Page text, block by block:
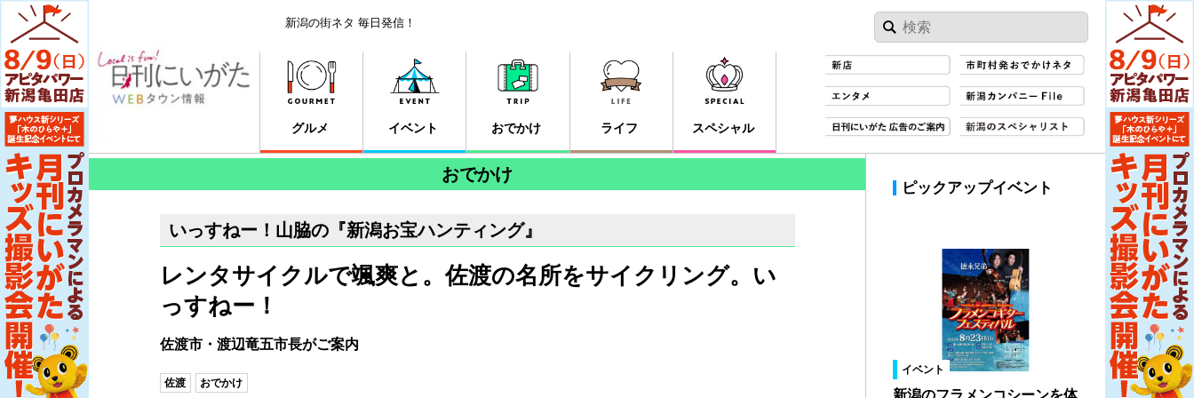
新潟の街ネタ 毎日発信！
グルメ イベント おでかけ ライフ スペシャル
おでかけ
いっすねー！山脇の『新潟お宝ハンティング』
レンタサイクルで颯爽と。佐渡の名所をサイクリング。い
っすねー！
佐渡市・渡辺竜五市長がご案内
佐渡 おでかけ
ピックアップイベント
イベント